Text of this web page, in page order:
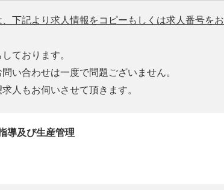
下記より求人情報をコピーもしくは求人番号を
ております。
い合わせは一度で問題ございません。
人もお伺いさせて頂きます。
導及び生産管理